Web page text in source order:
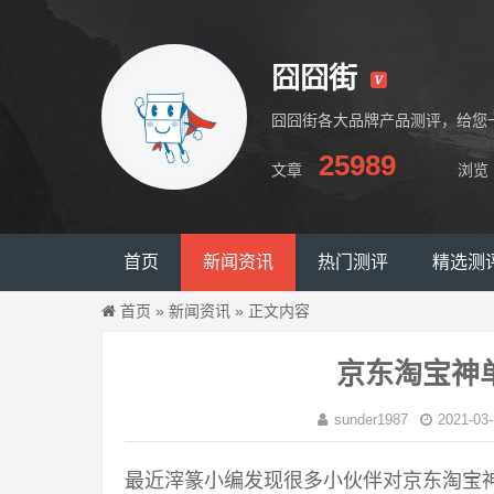
囧囧街
囧囧街各大品牌产品测评，给
文章 25989 浏览
首页 新闻资讯 热门测评 精选测
首页 » 新闻资讯 » 正文内容
京东淘宝神
sunder1987 2021-
最近滓篆小编发现很多小伙伴对京东淘